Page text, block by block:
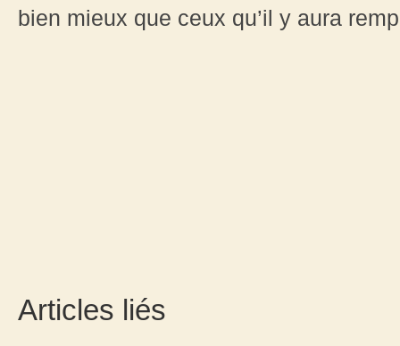
bien mieux que ceux qu’il y aura
Articles liés